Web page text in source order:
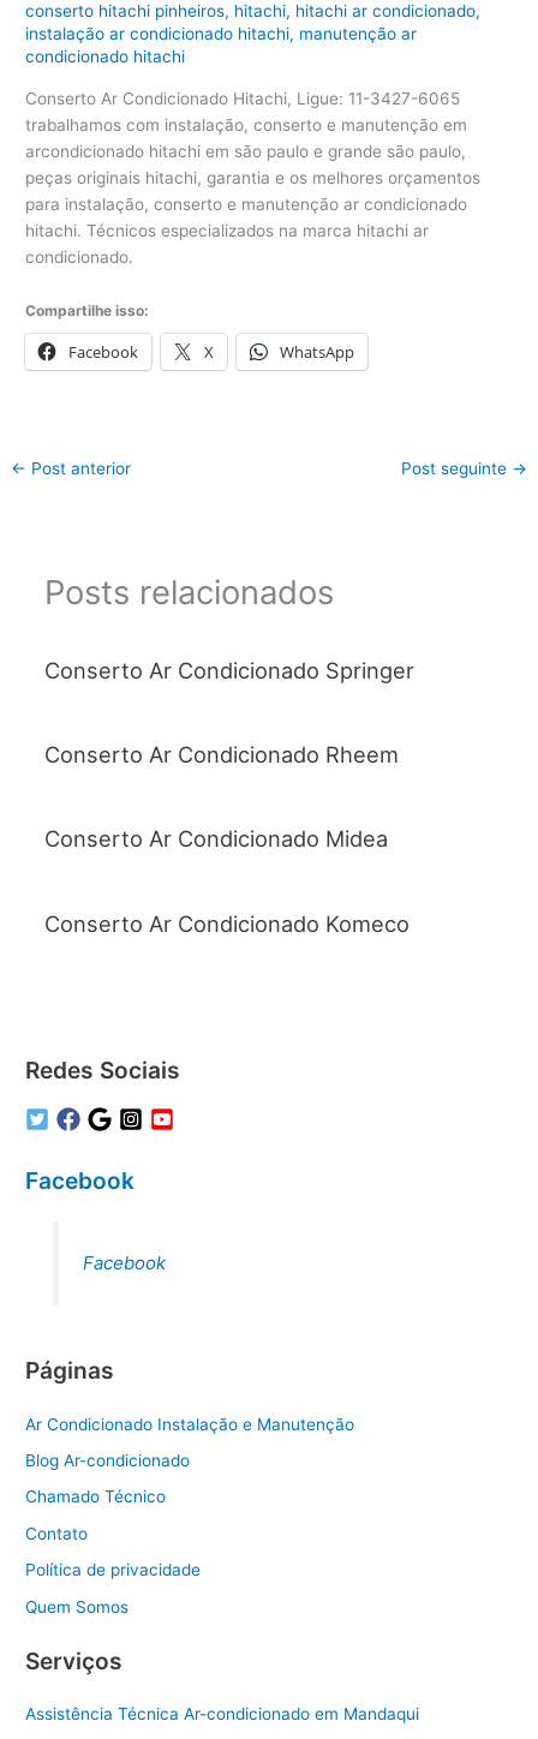
conserto hitachi pinheiros, hitachi, hitachi ar condicionado,
instalação ar condicionado hitachi, manutenção ar
condicionado hitachi
Conserto Ar Condicionado Hitachi, Ligue: 11-3427-6065
trabalhamos com instalação, conserto e manutenção em
arcondicionado hitachi em são paulo e grande são paulo,
peças originais hitachi, garantia e os melhores orçamentos
para instalação, conserto e manutenção ar condicionado
hitachi. Técnicos especializados na marca hitachi ar
condicionado.
Compartilhe isso:
Facebook X WhatsApp
← Post anterior Post seguinte →
Posts relacionados
Conserto Ar Condicionado Springer
Conserto Ar Condicionado Rheem
Conserto Ar Condicionado Midea
Conserto Ar Condicionado Komeco
Redes Sociais
Facebook
Facebook
Páginas
Ar Condicionado Instalação e Manutenção
Blog Ar-condicionado
Chamado Técnico
Contato
Política de privacidade
Quem Somos
Serviços
Assistência Técnica Ar-condicionado em Mandaqui